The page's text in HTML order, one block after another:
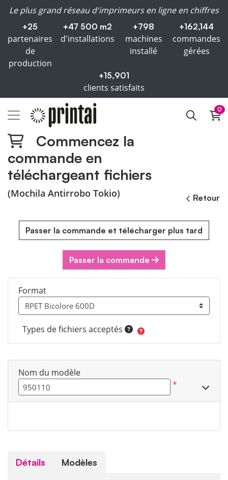
Le plus grand réseau d'imprimeurs en ligne en chiffres
+25
partenaires
de
production
+47 500 m2
d'installations
+798
machines
installé
+162,144
commandes
gérées
+15,901
clients satisfaits
0
Commencez la
commande en
téléchargeant fichiers
(Mochila Antirrobo Tokio) Retour
Détails Modèles
Passer la commande et télécharger plus tard
Passer la commande
Format
Types de fichiers acceptés
Nom du modèle
*